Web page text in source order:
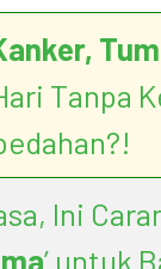
Tanpa
Ini
’ untuk